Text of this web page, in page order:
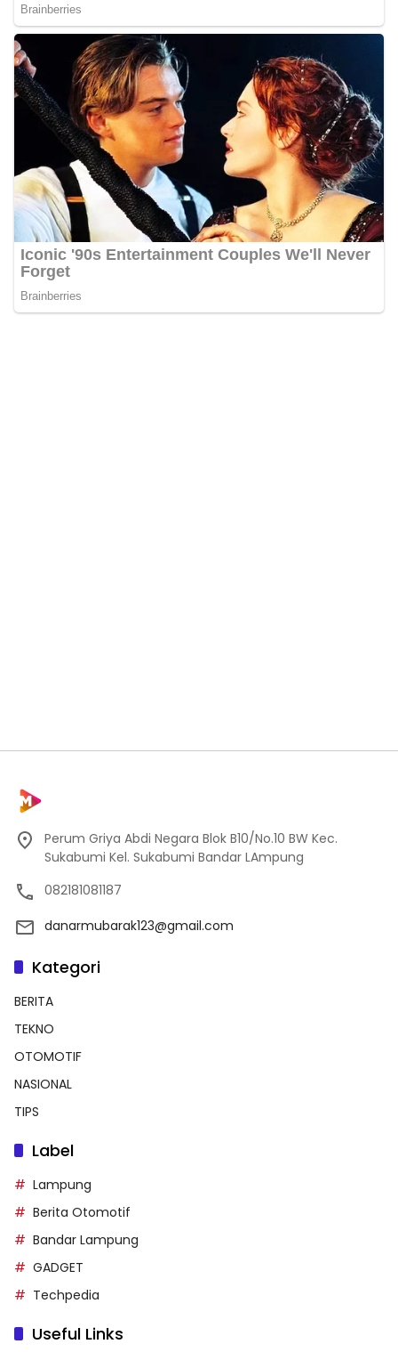
Perum Griya Abdi Negara Blok B10/No.10 BW Kec.
Sukabumi Kel. Sukabumi Bandar LAmpung
082181081187
danarmubarak123@gmail.com
Kategori
BERITA
TEKNO
OTOMOTIF
NASIONAL
TIPS
Label
Lampung
Berita Otomotif
Bandar Lampung
GADGET
Techpedia
Useful Links